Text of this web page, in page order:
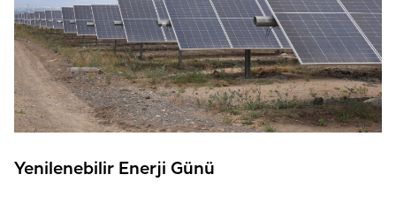
Yenilenebilir Enerji Günü